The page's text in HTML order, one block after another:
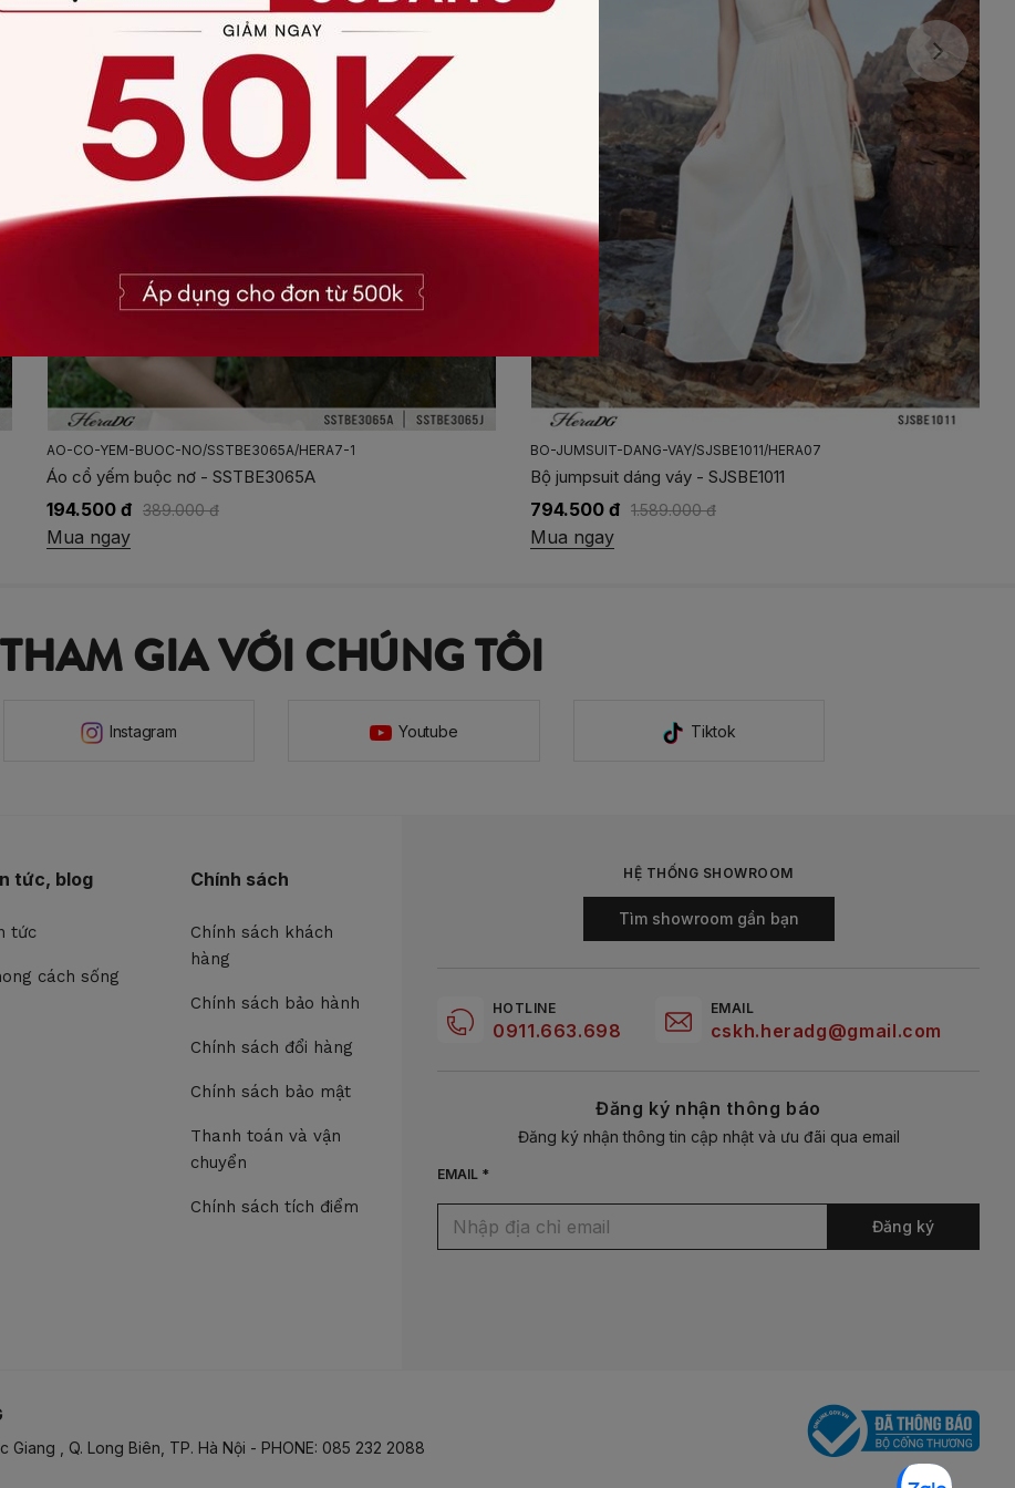
BO-JUMSUIT-DANG-VAY/SJSBE1011/HERA07
Bộ jumpsuit dáng váy - SJSBE1011
794.500 đ 1.589.000 đ
Mua ngay
DAM-SUONG-CO-DUC/SDPBE2036/HERA04
Đầm suông cổ đức - SDPBE2036
644.500 đ 1.289.000 đ
Mua ngay
THAM GIA VỚI CHÚNG TÔI
Instagram Youtube Tiktok
tức, blog
tức
cách sống
Chính sách
Chính sách khách
hàng
Chính sách bảo hành
Chính sách đổi hàng
Chính sách bảo mật
Thanh toán và vận
chuyển
Chính sách tích điểm
HỆ THỐNG SHOWROOM
Tìm showroom gần bạn
HOTLINE
0911.663.698
EMAIL
cskh.heradg@gmail.com
Đăng ký nhận thông báo
Đăng ký nhận thông tin cập nhật và ưu đãi qua email
EMAIL *
Đăng ký
Giang , Q. Long Biên, TP. Hà Nội - PHONE: 085 232 2088